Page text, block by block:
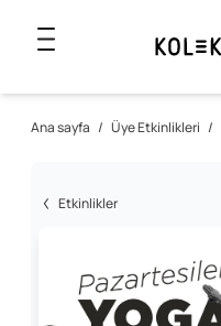
Ana sayfa / Üye Etkinlikleri /
Etkinlikler